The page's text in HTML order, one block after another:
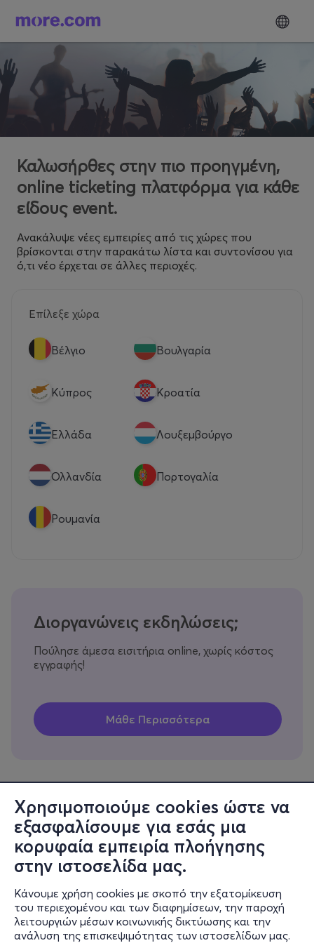
Χρησιμοποιούμε cookies ώστε να
εξασφαλίσουμε για εσάς μια
κορυφαία εμπειρία πλοήγησης
στην ιστοσελίδα μας.
Κάνουμε χρήση cookies με σκοπό την εξατομίκευση
του περιεχομένου και των διαφημίσεων, την παροχή
λειτουργιών μέσων κοινωνικής δικτύωσης και την
ανάλυση της επισκεψιμότητας των ιστοσελίδων μας.
Καλωσήρθες στην πιο προηγμένη,
online ticketing πλατφόρμα για κάθε
είδους event.
Ανακάλυψε νέες εμπειρίες από τις χώρες που
βρίσκονται στην παρακάτω λίστα και συντονίσου για
ό,τι νέο έρχεται σε άλλες περιοχές.
Επίλεξε χώρα
Βέλγιο Βουλγαρία
Κύπρος Κροατία
Eλλάδα Λουξεμβούργο
Ολλανδία Πορτογαλία
Ρουμανία
Διοργανώνεις εκδηλώσεις;
Πούλησε άμεσα εισιτήρια online, χωρίς κόστος
εγγραφής!
Πληροφορίες
Υποστήριξη
Stay Connected